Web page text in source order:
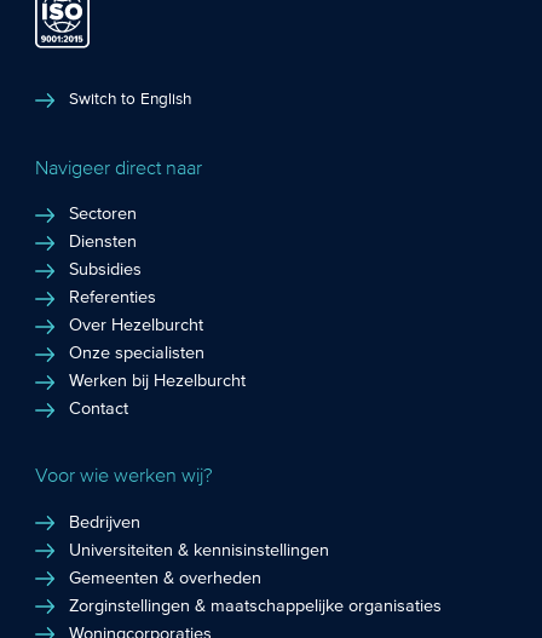
Switch to English
Navigeer direct naar
Sectoren
Diensten
Subsidies
Referenties
Over Hezelburcht
Onze specialisten
Werken bij Hezelburcht
Contact
Voor wie werken wij?
Bedrijven
Universiteiten & kennisinstellingen
Gemeenten & overheden
Zorginstellingen & maatschappelijke organisaties
Woningcorporaties